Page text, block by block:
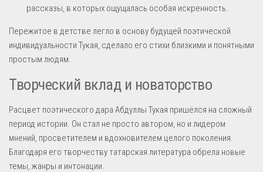
рассказы, в которых ощущалась особая искренность.
Пережитое в детстве легло в основу будущей поэтической
индивидуальности Тукая, сделало его стихи близкими и понятными
простым людям.
Творческий вклад и новаторство
Расцвет поэтического дара Абдуллы Тукая пришёлся на сложный
период истории. Он стал не просто автором, но и лидером
мнений, просветителем и вдохновителем целого поколения.
Благодаря его творчеству татарская литература обрела новые
темы, жанры и интонации.